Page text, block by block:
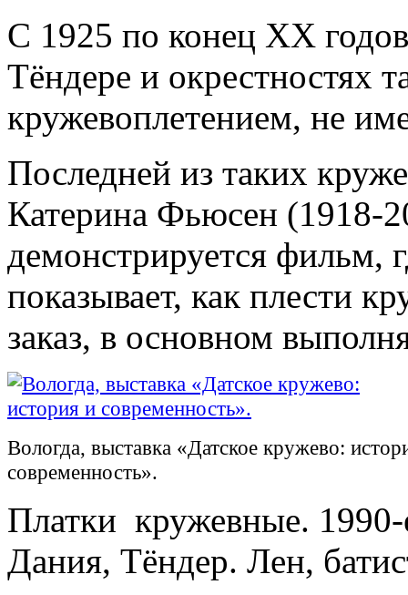
С 1925 по конец ХХ
Тёндере и окрестностях
кружевоплетением, не
Последней из таких
Катерина Фьюсен (1918-
демонстрируется фильм,
показывает, как плести
заказ, в основном
Вологда, выставка «Датское кружево:
современность».
Платки кружевные.
Дания, Тёндер. Лен,